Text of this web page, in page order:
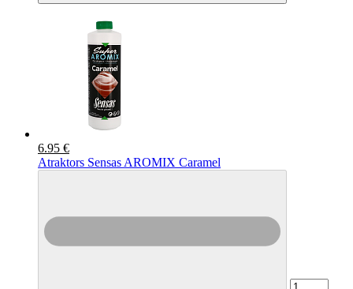
6.95 €
Atraktors Sensas AROMIX Caramel